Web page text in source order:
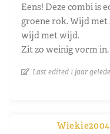
Eens! Deze combi is
groene rok. Wijd
wijd met wijd.
Zit zo weinig vorm in.
Last edited 1 jaar
Wiekie2004